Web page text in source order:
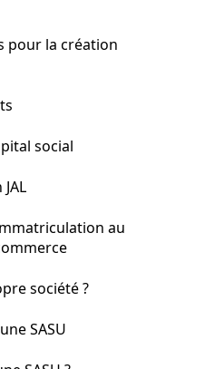
pour la création
social
au
société ?
SASU